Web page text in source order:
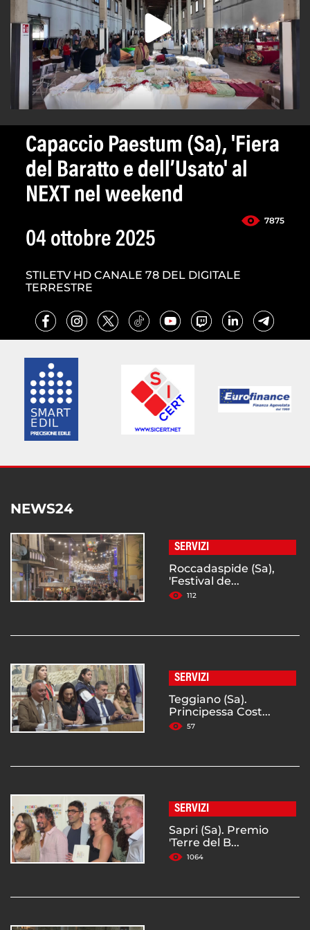
Capaccio Paestum (Sa), 'Fiera
del Baratto e dell’Usato' al
NEXT nel weekend
7875
04 ottobre 2025
STILETV HD CANALE 78 DEL DIGITALE
TERRESTRE
NEWS24
SERVIZI
Roccadaspide (Sa),
'Festival de...
112
SERVIZI
Teggiano (Sa).
Principessa Cost...
57
SERVIZI
Sapri (Sa). Premio
'Terre del B...
1064